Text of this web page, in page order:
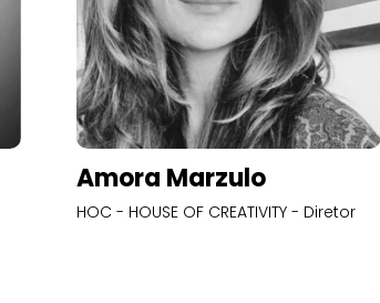
Amora Marzulo
HOC - HOUSE OF CREATIVITY - Diretor